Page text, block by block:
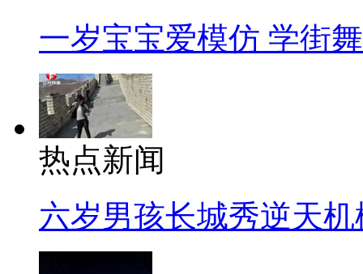
一岁宝宝爱模仿 学街
热点新闻
六岁男孩长城秀逆天机